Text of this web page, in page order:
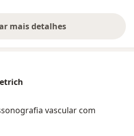
mais detalhes
sobre a experiência
vascular com